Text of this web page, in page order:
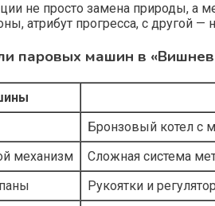
не просто замена природы, а
атрибут прогресса, с другой
паровых машин в
Бронзовый котел с
механизм
Сложная система
Рукоятки и